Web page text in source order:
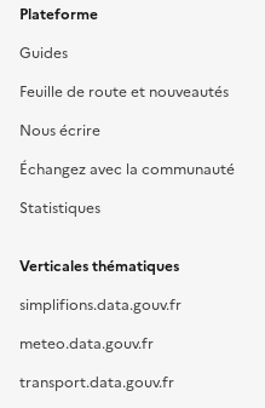
Plateforme
Guides
Feuille de route et nouveautés
Nous écrire
Échangez avec la communauté
Statistiques
Verticales thématiques
simplifions.data.gouv.fr
meteo.data.gouv.fr
transport.data.gouv.fr